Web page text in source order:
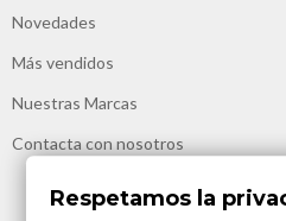
Novedades
Más vendidos
Nuestras Marcas
Contacta con nosotros
Respetamos la